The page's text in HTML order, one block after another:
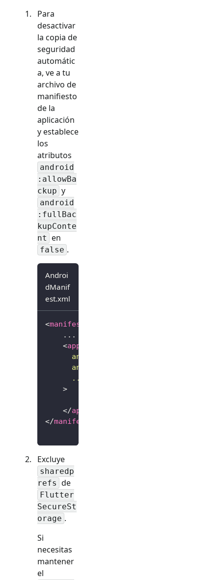
Para
desactivar
la copia de
seguridad
automátic
a, ve a tu
archivo de
manifiesto
de la
aplicación
y establece
los
atributos
android
:allowBa
ckup y
android
:fullBac
kupConte
nt en
false .
Androi
dManif
est.xml
<manifest
    ...
<application
android:
android:
...
>
</application
</manifest
Excluye
sharedp
refs de
Flutter
SecureSt
orage .
Si
necesitas
mantener
el